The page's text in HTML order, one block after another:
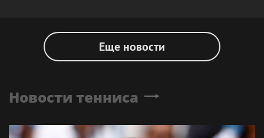
Еще новости
Новости тенниса